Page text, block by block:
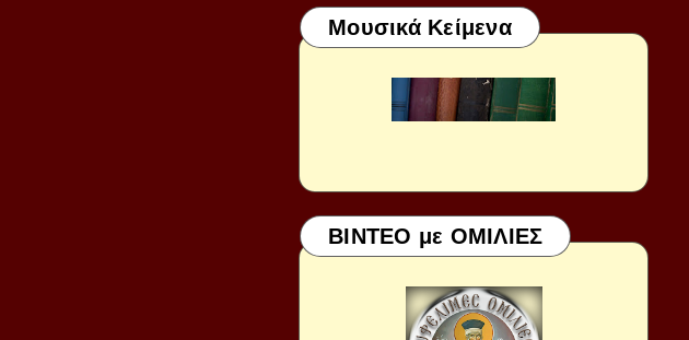
Μουσικά Κείμενα
ΒΙΝΤΕΟ με ΟΜΙΛΙΕΣ